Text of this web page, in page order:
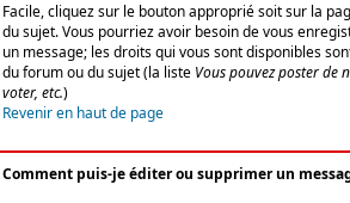
Facile, cliquez sur le bouton approprié soit sur la
du sujet. Vous pourriez avoir besoin de vous
un message; les droits qui vous sont disponibles
du forum ou du sujet (la liste Vous pouvez poster de
voter, etc.)
Revenir en haut de page
Comment puis-je éditer ou supprimer un